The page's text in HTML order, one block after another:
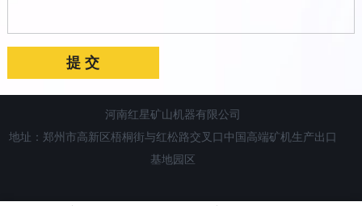
河南红星矿山机器有限公司
地址：郑州市高新区梧桐街与红松路交叉口中国高端矿机生产出口
基地园区